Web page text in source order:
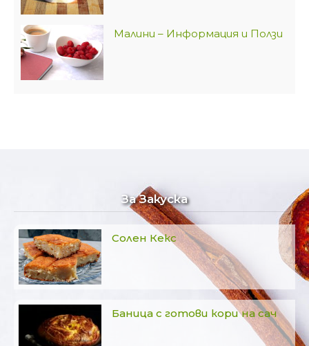
Малини – Информация и Ползи
За Закуска
Солен Кекс
Баница с готови кори на сач